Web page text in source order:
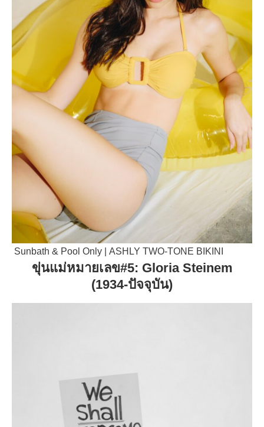
Sunbath & Pool Only | ASHLY TWO-TONE BIKINI
ขุ่นแม่หมายเลข#5: Gloria Steinem
(1934-ปัจจุบัน)